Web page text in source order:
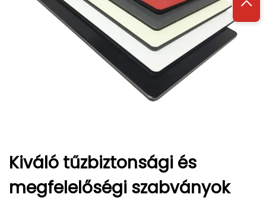
Kiváló tűzbiztonsági és
megfelelőségi szabványok